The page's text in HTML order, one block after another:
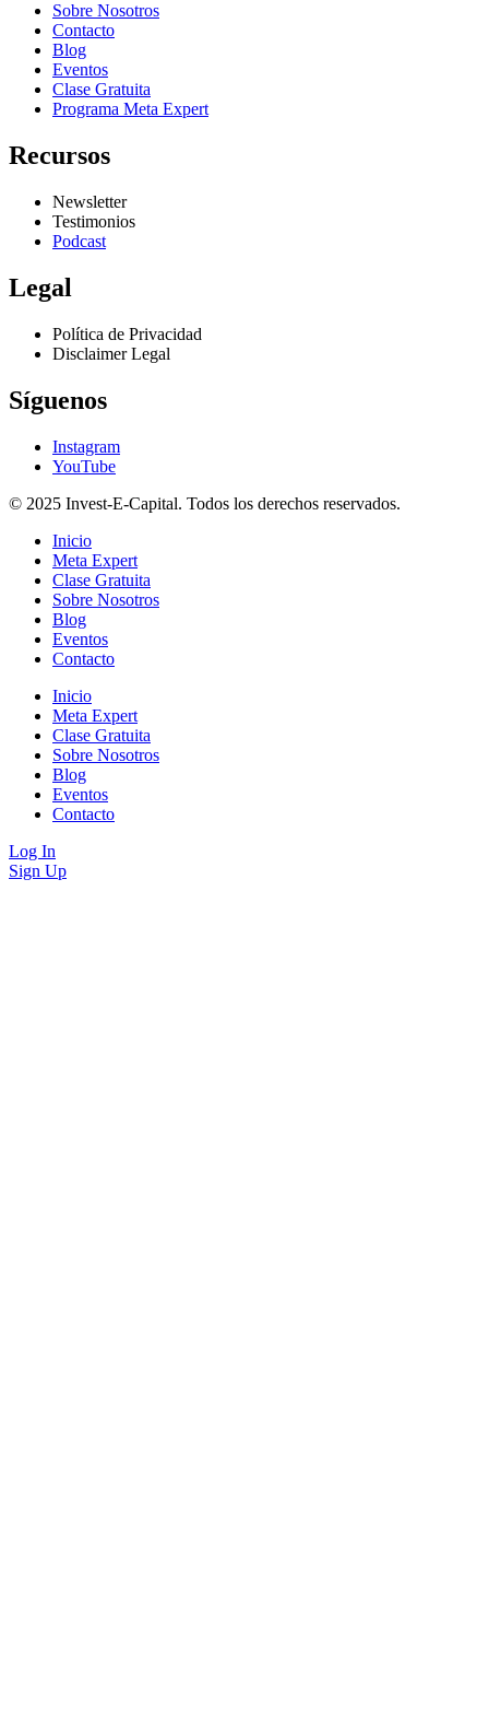
Sobre Nosotros
Contacto
Blog
Eventos
Clase Gratuita
Programa Meta Expert
Recursos
Newsletter
Testimonios
Podcast
Legal
Política de Privacidad
Disclaimer Legal
Síguenos
Instagram
YouTube
© 2025 Invest-E-Capital. Todos los derechos reservados.
Inicio
Meta Expert
Clase Gratuita
Sobre Nosotros
Blog
Eventos
Contacto
Inicio
Meta Expert
Clase Gratuita
Sobre Nosotros
Blog
Eventos
Contacto
Log In
Sign Up